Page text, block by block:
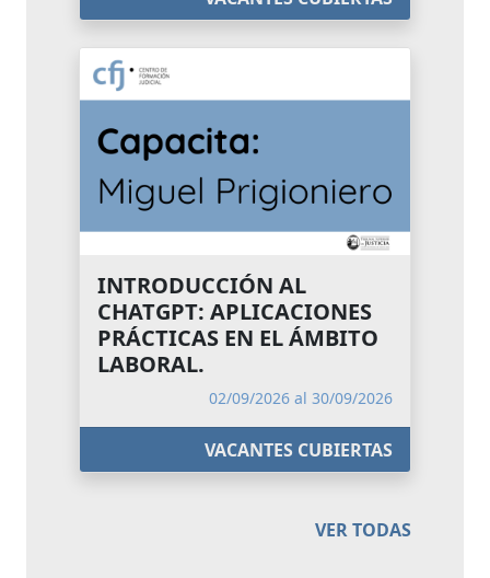
INTRODUCCIÓN AL
CHATGPT: APLICACIONES
PRÁCTICAS EN EL ÁMBITO
LABORAL.
02/09/2026 al 30/09/2026
VACANTES CUBIERTAS
VER TODAS